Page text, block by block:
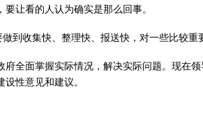
让看的人认为确实是那么回事。
到收集快、整理快、报送快，对一些比较
府全面掌握实际情况，解决实际问题。现在
性意见和建议。